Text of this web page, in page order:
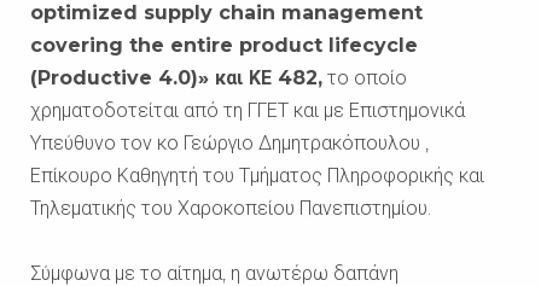
optimized supply chain management
covering the entire product lifecycle
(Productive 4.0)» και ΚΕ 482, το οποίο
χρηματοδοτείται από τη ΓΓΕΤ και με Επιστημονικά
Υπεύθυνο τον κο Γεώργιο Δημητρακόπουλου ,
Επίκουρο Καθηγητή του Τμήματος Πληροφορικής και
Τηλεματικής του Χαροκοπείου Πανεπιστημίου.
Σύμφωνα με το αίτημα, η ανωτέρω δαπάνη